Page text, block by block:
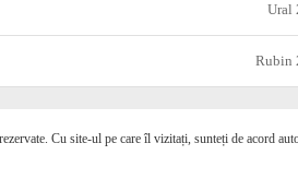
Ural
Rubin
Cu site-ul pe care îl vizitați, sunteți de acord